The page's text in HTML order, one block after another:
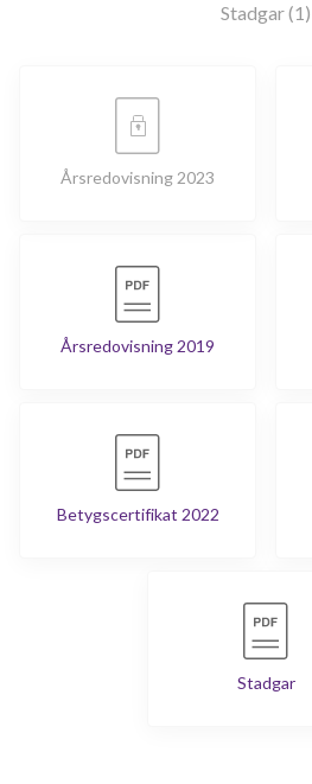
Stadgar (1)
Årsredovisning 2023
Årsredovisning 2019
Betygscertifikat 2022
Stadgar